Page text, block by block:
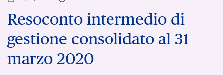
Resoconto intermedio di
gestione consolidato al 31
marzo 2020